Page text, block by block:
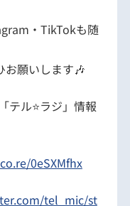
・TikTokも随
お願いします🎶
テル⭐️ラジ」情報
0eSXMfhx
tel_mic/st